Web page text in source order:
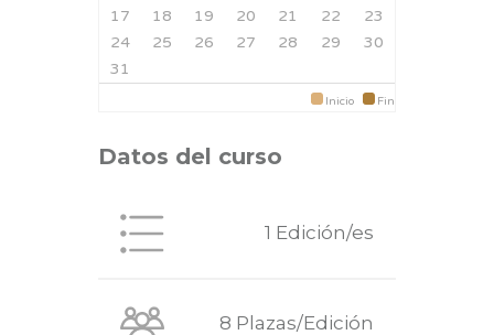
17
18 19 20 21 22
23
24
25 26 27 28 29
30
31
Inicio Fin
Datos del curso
1 Edición/es
8 Plazas/Edición